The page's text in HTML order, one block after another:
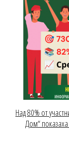
Над 80% от
Дом“